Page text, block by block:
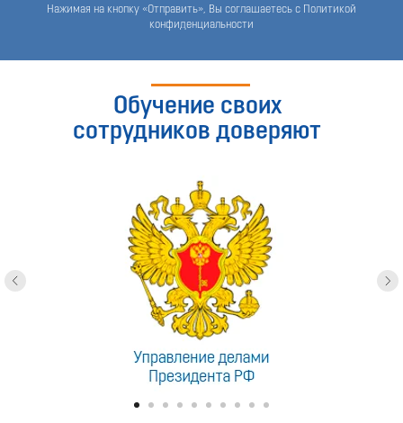
Нажимая на кнопку «Отправить», Вы соглашаетесь с Политикой
конфиденциальности
Обучение своих
сотрудников доверяют